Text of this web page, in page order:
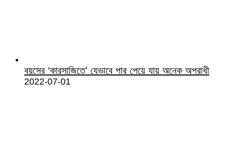
বয়সের ‘কারসাজিতে’ যেভাবে পার পেয়ে যায় অনেক অপরাধী
2022-07-01